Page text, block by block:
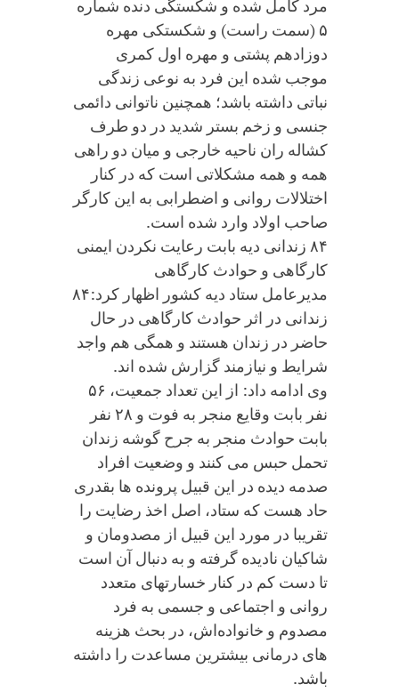
مرد کامل شده و شکستگی دنده شماره
۵ (سمت راست) و شکستکی مهره
دوزادهم پشتی و مهره اول کمری
موجب شده این فرد به نوعی زندگی
نباتی داشته باشد؛ همچنین ناتوانی دائمی
جنسی و زخم بستر شدید در دو طرف
کشاله ران ناحیه خارجی و میان دو راهی
همه و همه مشکلاتی است که در کنار
اختلالات روانی و اضطرابی به این کارگر
صاحب اولاد وارد شده است.
۸۴ زندانی دیه بابت رعایت نکردن ایمنی
کارگاهی و حوادث کارگاهی
مدیرعامل ستاد دیه کشور اظهار کرد:۸۴
زندانی در اثر حوادث کارگاهی در حال
حاضر در زندان هستند و همگی هم واجد
شرایط و نیازمند گزارش شده اند.
وی ادامه داد: از این تعداد جمعیت، ۵۶
نفر بابت وقایع منجر به فوت و ۲۸ نفر
بابت حوادث منجر به جرح گوشه زندان
تحمل حبس می کنند و وضعیت افراد
صدمه دیده در این قبیل پرونده ها بقدری
حاد هست که ستاد، اصل اخذ رضایت را
تقریبا در مورد این قبیل از مصدومان و
شاکیان نادیده گرفته و به دنبال آن است
تا دست کم در کنار خسارتهای متعدد
روانی و اجتماعی و جسمی به فرد
مصدوم و خانواده‌اش، در بحث هزینه
های درمانی بیشترین مساعدت را داشته
باشد.